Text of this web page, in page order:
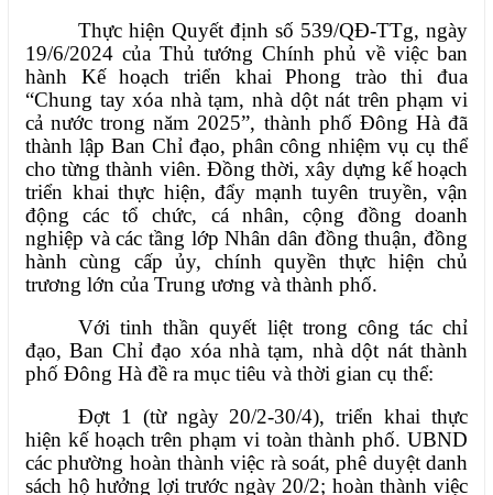
Thực hiện Quyết định số 539/QĐ-TTg, ngày
19/6/2024 của Thủ tướng Chính phủ về việc ban
hành Kế hoạch triển khai Phong trào thi đua
“Chung tay xóa nhà tạm, nhà dột nát trên phạm vi
cả nước trong năm 2025”, thành phố Đông Hà đã
thành lập Ban Chỉ đạo, phân công nhiệm vụ cụ thể
cho từng thành viên. Đồng thời, xây dựng kế hoạch
triển khai thực hiện, đẩy mạnh tuyên truyền, vận
động các tổ chức, cá nhân, cộng đồng doanh
nghiệp và các tầng lớp Nhân dân đồng thuận, đồng
hành cùng cấp ủy, chính quyền thực hiện chủ
trương lớn của Trung ương và thành phố.
Với tinh thần quyết liệt trong công tác chỉ
đạo, Ban Chỉ đạo xóa nhà tạm, nhà dột nát thành
phố Đông Hà đề ra mục tiêu và thời gian cụ thể:
Đợt 1 (từ ngày 20/2-30/4), triển khai thực
hiện kế hoạch trên phạm vi toàn thành phố. UBND
các phường hoàn thành việc rà soát, phê duyệt danh
sách hộ hưởng lợi trước ngày 20/2; hoàn thành việc